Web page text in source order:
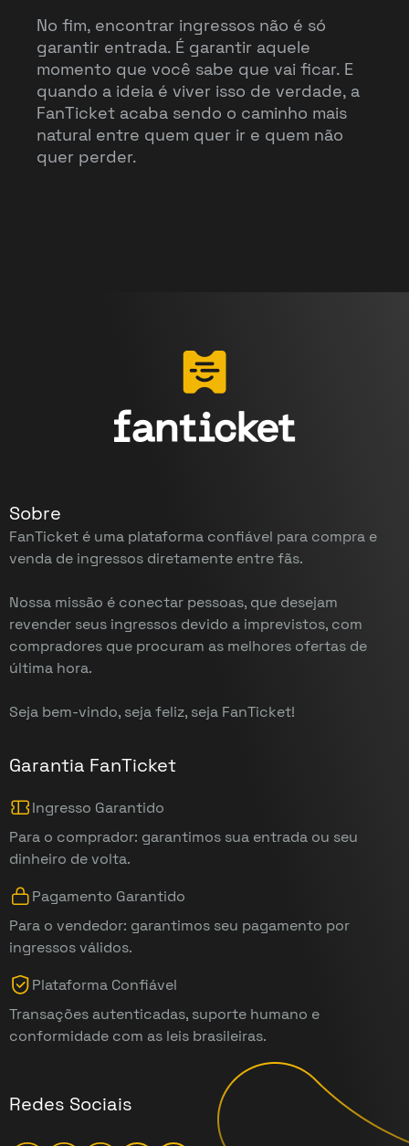
No fim, encontrar ingressos não é só
garantir entrada. É garantir aquele
momento que você sabe que vai ficar. E
quando a ideia é viver isso de verdade, a
FanTicket acaba sendo o caminho mais
natural entre quem quer ir e quem não
quer perder.
Sobre
FanTicket é uma plataforma confiável para compra e
venda de ingressos diretamente entre fãs.
Nossa missão é conectar pessoas, que desejam
revender seus ingressos devido a imprevistos, com
compradores que procuram as melhores ofertas de
última hora.
Seja bem-vindo, seja feliz, seja FanTicket!
Garantia FanTicket
Ingresso Garantido
Para o comprador: garantimos sua entrada ou seu
dinheiro de volta.
Pagamento Garantido
Para o vendedor: garantimos seu pagamento por
ingressos válidos.
Plataforma Confiável
Transações autenticadas, suporte humano e
conformidade com as leis brasileiras.
Redes Sociais